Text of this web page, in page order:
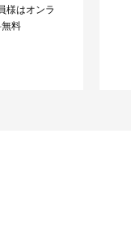
様はオンラ
料